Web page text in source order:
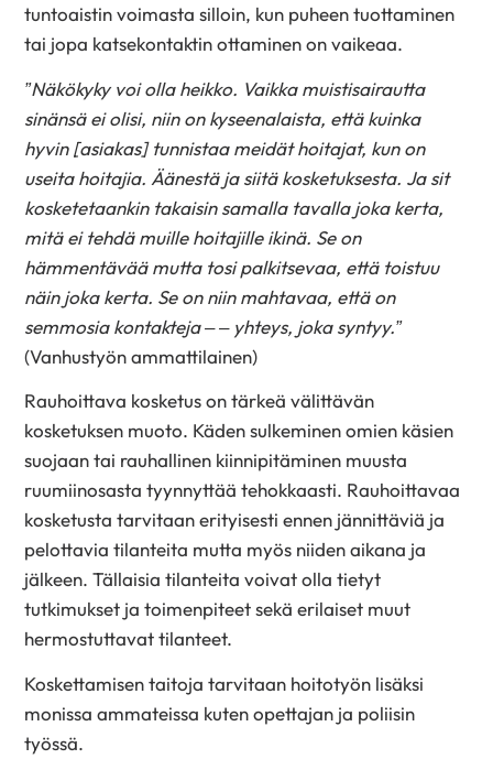
tuntoaistin voimasta silloin, kun puheen tuottaminen
tai jopa katsekontaktin ottaminen on vaikeaa.
”Näkökyky voi olla heikko. Vaikka muistisairautta
sinänsä ei olisi, niin on kyseenalaista, että kuinka
hyvin [asiakas] tunnistaa meidät hoitajat, kun on
useita hoitajia. Äänestä ja siitä kosketuksesta. Ja sit
kosketetaankin takaisin samalla tavalla joka kerta,
mitä ei tehdä muille hoitajille ikinä. Se on
hämmentävää mutta tosi palkitsevaa, että toistuu
näin joka kerta. Se on niin mahtavaa, että on
semmosia kontakteja – – yhteys, joka syntyy.”
(Vanhustyön ammattilainen)
Rauhoittava kosketus on tärkeä välittävän
kosketuksen muoto. Käden sulkeminen omien käsien
suojaan tai rauhallinen kiinnipitäminen muusta
ruumiinosasta tyynnyttää tehokkaasti. Rauhoittavaa
kosketusta tarvitaan erityisesti ennen jännittäviä ja
pelottavia tilanteita mutta myös niiden aikana ja
jälkeen. Tällaisia tilanteita voivat olla tietyt
tutkimukset ja toimenpiteet sekä erilaiset muut
hermostuttavat tilanteet.
Koskettamisen taitoja tarvitaan hoitotyön lisäksi
monissa ammateissa kuten opettajan ja poliisin
työssä.